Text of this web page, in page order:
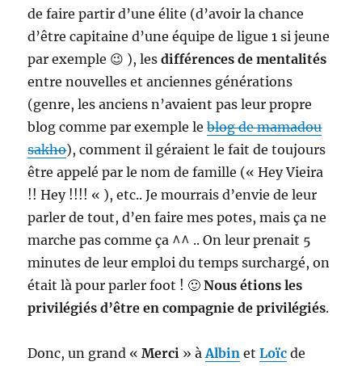
de faire partir d’une élite (d’avoir la chance
d’être capitaine d’une équipe de ligue 1 si jeune
par exemple 😉 ), lesdifférences de mentalités
entre nouvelles et anciennes générations
(genre, les anciens n’avaient pas leur propre
blog comme par exemple leblog de mamadou
sakho), comment il géraient le fait de toujours
être appelé par le nom de famille (« Hey Vieira
!! Hey !!!! « ), etc.. Je mourrais d’envie de leur
parler de tout, d’en faire mes potes, mais ça ne
marche pas comme ça ^^ .. On leur prenait 5
minutes de leur emploi du temps surchargé, on
était là pour parler foot ! 🙂Nous étions les
privilégiés d’être en compagnie de privilégiés.
Donc, un grand «Merci » àAlbin etLoïc de